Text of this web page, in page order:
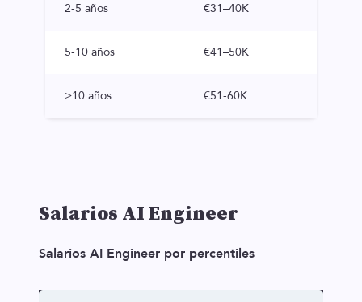
2-5 años €31–40K
5-10 años €41–50K
>10 años €51-60K
Salarios AI Engineer
Salarios AI Engineer por percentiles